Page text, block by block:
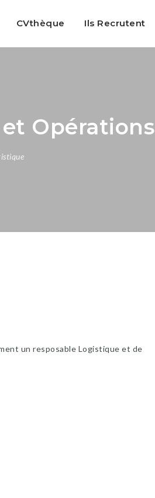
CVthèque Ils Recrutent
Opérations
un resposable Logistique et de